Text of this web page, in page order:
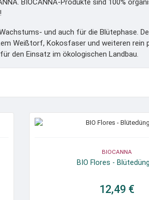
und auch für die Blütephase.
Weißtorf, Kokosfaser und weiteren
den Einsatz im ökologischen Landbau.
BIOCANNA
BIO Flores -
12,49 €